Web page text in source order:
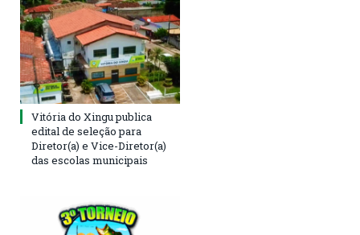
Vitória do Xingu publica
edital de seleção para
Diretor(a) e Vice-Diretor(a)
das escolas municipais